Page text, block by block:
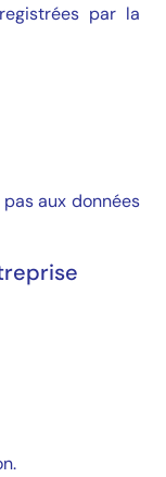
par la
aux données